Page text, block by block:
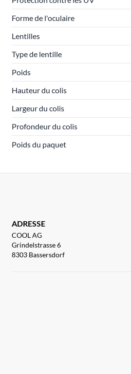
Forme de l'oculaire
Lentilles
Type de lentille
Poids
Hauteur du colis
Largeur du colis
Profondeur du colis
Poids du paquet
ADRESSE
COOL AG
Grindelstrasse 6
8303 Bassersdorf